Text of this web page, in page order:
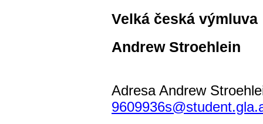
Velká česká výmluva
Andrew Stroehlein
Adresa Andrew